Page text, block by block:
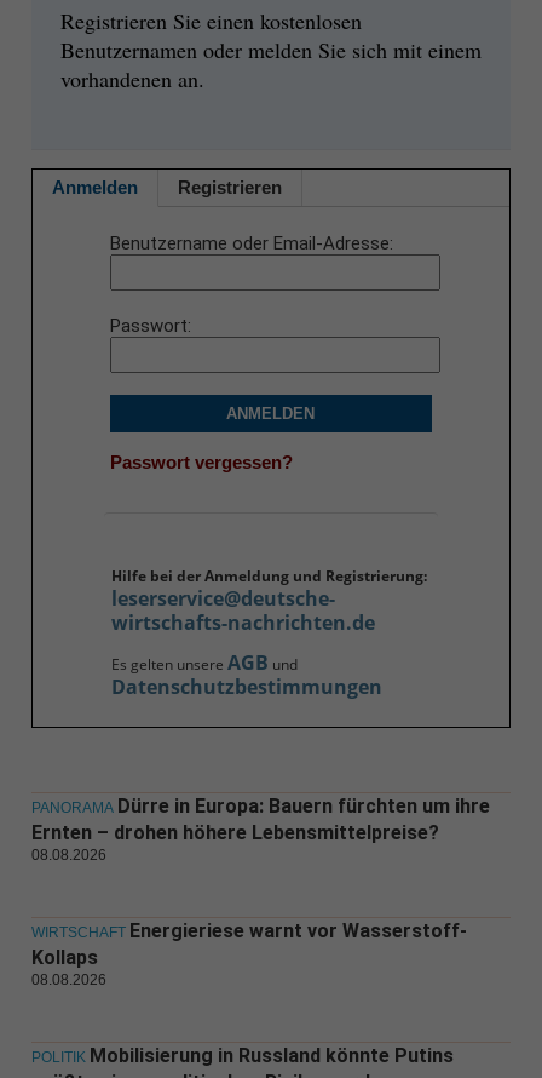
Registrieren Sie einen kostenlosen
Benutzernamen oder melden Sie sich mit einem
vorhandenen an.
Anmelden Registrieren
Benutzername oder Email-Adresse
Passwort
ANMELDEN
Passwort vergessen?
Hilfe bei der Anmeldung und Registrierung:
leserservice@deutsche-
wirtschafts-nachrichten.de
Es gelten unsere AGB und
Datenschutzbestimmungen
PANORAMA Dürre in Europa: Bauern fürchten um ihre
Ernten – drohen höhere Lebensmittelpreise?
08.08.2026
WIRTSCHAFT Energieriese warnt vor Wasserstoff-
Kollaps
08.08.2026
POLITIK Mobilisierung in Russland könnte Putins